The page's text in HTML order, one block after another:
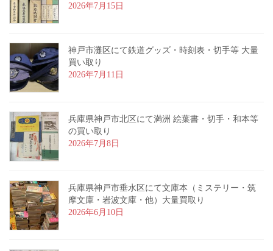
2026年7月15日
神戸市灘区にて鉄道グッズ・時刻表・切手等 大量
買い取り
2026年7月11日
兵庫県神戸市北区にて満洲 絵葉書・切手・和本等
の買い取り
2026年7月8日
兵庫県神戸市垂水区にて文庫本（ミステリー・筑
摩文庫・岩波文庫・他）大量買取り
2026年6月10日